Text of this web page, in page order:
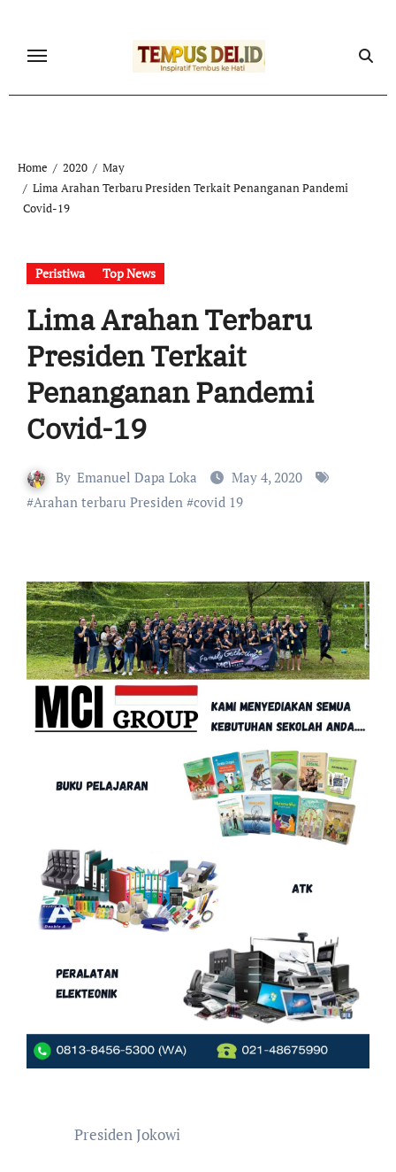
content
Home 2020
May
Lima Arahan Terbaru Presiden Terkait Penanganan Pandemi
Covid-19
Peristiwa Top News
Lima Arahan Terbaru
Presiden Terkait
Penanganan Pandemi
Covid-19
By Emanuel Dapa Loka
May 4, 2020
#Arahan terbaru Presiden #covid 19
Presiden Jokowi